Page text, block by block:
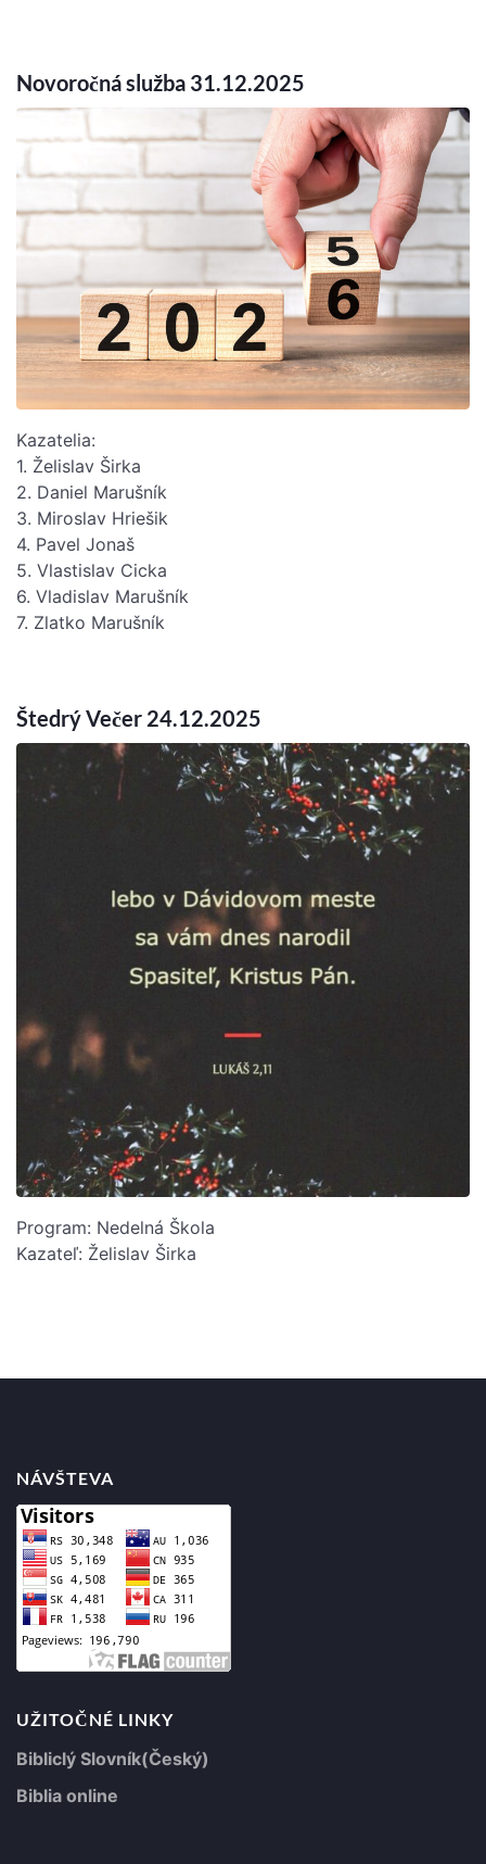
Novoročná služba 31.12.2025
Kazatelia:
1. Želislav Širka
2. Daniel Marušník
3. Miroslav Hriešik
4. Pavel Jonaš
5. Vlastislav Cicka
6. Vladislav Marušník
7. Zlatko Marušník
Štedrý Večer 24.12.2025
Program: Nedelná Škola
Kazateľ: Želislav Širka
navigation
NÁVŠTEVA
UŽITOČNÉ LINKY
Bibliclý Slovník(Český)
Biblia online